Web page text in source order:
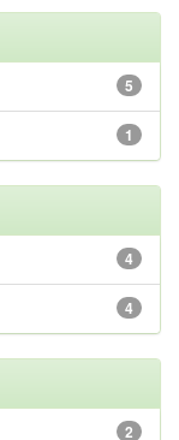
5
1
4
4
2